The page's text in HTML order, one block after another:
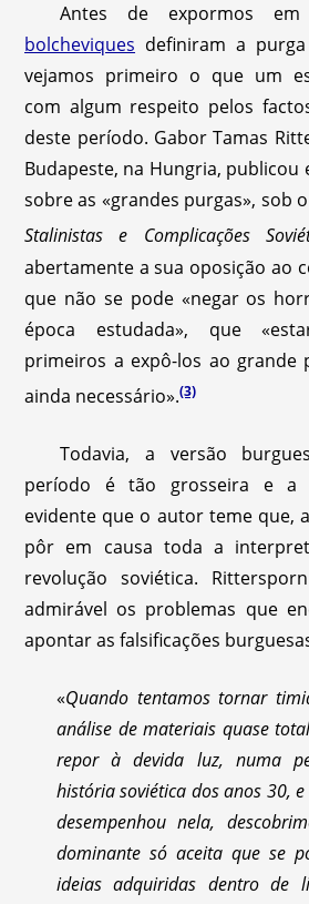
Antes de expormos
bolcheviques definiram a
vejamos primeiro o que um
com algum respeito pelos
deste período. Gabor Tamas
Budapeste, na Hungria, publicou
sobre as «grandes purgas», sob
Stalinistas e Complicações
abertamente a sua oposição ao
que não se pode «negar os
época estudada», que
primeiros a expô-los ao grande
ainda necessário».(3)
Todavia, a versão
período é tão grosseira e a
evidente que o autor teme que,
pôr em causa toda a
revolução soviética.
admirável os problemas que
apontar as falsificações
«Quando tentamos tornar
análise de materiais quase
repor à devida luz, numa
história soviética dos anos 30,
desempenhou nela,
dominante só aceita que se
ideias adquiridas dentro de